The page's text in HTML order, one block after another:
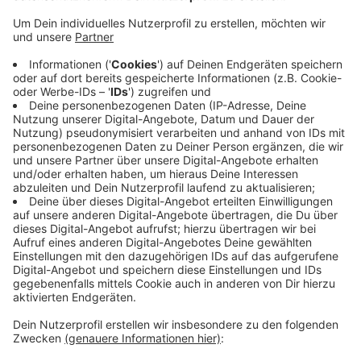
Der Preis wird an Projekte, Initiativen und Kommunen
vergeben, die älteren Menschen dabei helfen im
Internet Fuß zu fassen. Die Sozial-Holding wurde für
das Projekt des Senioren-Scooter-Parks nominiert. Bei
dem Park lernen Senioren die sichere Fortbewegung
mit dem Rollator, E-Scooter oder Rollstuhl und parallel
lernen sie die digitale Welt mit Touchscreens, Tablets,
Notebooks und auch "smarten" Straßenlaternen
kennen. Die Gewinner des Preises werden am 24.
November in Hannover bekannt gegeben. Der Preis
wird seit 2012 verliehen.
Anzeige